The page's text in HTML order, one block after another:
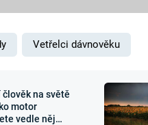
Zajímavosti
Vetřelci dávnověku
na světě
motor
vedle něj